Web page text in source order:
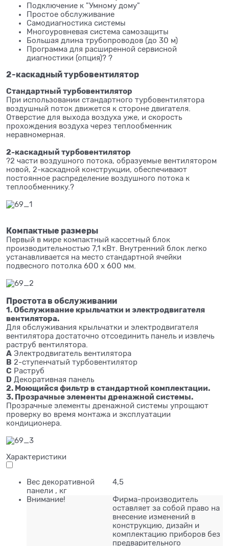
Подключение к "Умному дому"
Простое обслуживание
Самодиагностика системы
Многоуровневая система самозащиты
Большая длина трубопроводов (до 30 м)
Программа для расширенной сервисной
диагностики (опция)? ?
2-каскадный турбовентилятор
Стандартный турбовентилятор
При использовании стандартного турбовентилятора
воздушный поток движется к стороне двигателя.
Отверстие для выхода воздуха уже, и скорость
прохождения воздуха через теплообменник
неравномерная.
2-каскадный турбовентилятор
?2 части воздушного потока, образуемые вентилятором
новой, 2-каскадной конструкции, обеспечивают
постоянное распределение воздушного потока к
теплообменнику.?
Компактные размеры
Первый в мире компактный кассетный блок
производительностью 7,1 кВт. Внутренний блок легко
устанавливается на место стандартной ячейки
подвесного потолка 600 х 600 мм.
Простота в обслуживании
1. Обслуживание крыльчатки и электродвигателя
вентилятора.
Для обслуживания крыльчатки и электродвигателя
вентилятора достаточно отсоединить панель и извлечь
раструб вентилятора.
A Электродвигатель вентилятора
B 2-ступенчатый турбовентилятор
C Раструб
D Декоративная панель
2. Моющийся фильтр в стандартной комплектации.
3. Прозрачные элементы дренажной системы.
Прозрачные элементы дренажной системы упрощают
проверку во время монтажа и эксплуатации
кондиционера.
Характеристики
Вес декоративной
панели , кг
4,5
Внимание!
Фирма-производитель
оставляет за собой право на
внесение изменений в
конструкцию, дизайн и
комплектацию приборов без
предварительного